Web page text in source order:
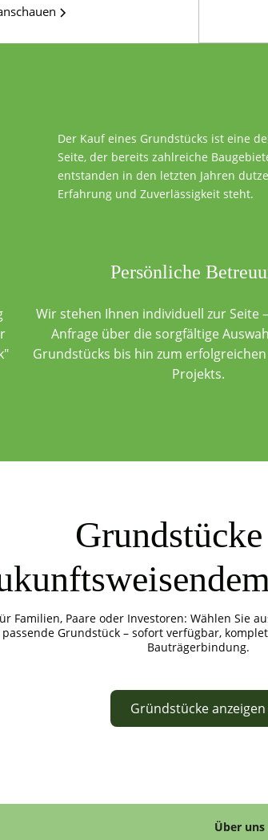
Der Kauf eines Grundstücks ist eine
Seite, der bereits zahlreiche
entstanden in den letzten Jahren
Erfahrung und Zuverlässigkeit steht.
Persönliche
Wir stehen Ihnen individuell zur Seite
Anfrage über die sorgfältige
Grundstücks bis hin zum
Projekts.
Familien, Paare oder Investoren: Wählen Sie
passende Grundstück – sofort verfügbar,
Bauträgerbindung.
Gründstücke anzeigen
Über uns